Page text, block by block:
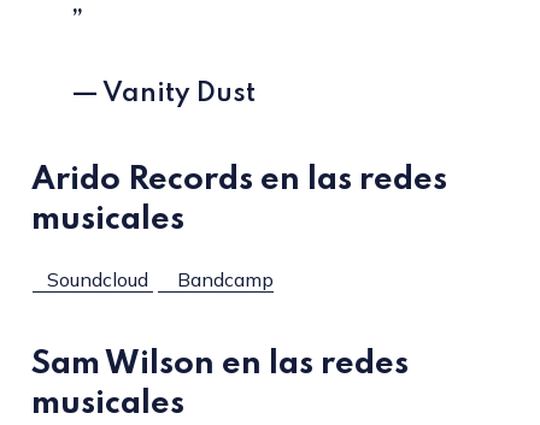
”
— Vanity Dust
Arido Records en las redes
musicales
Soundcloud Bandcamp
Sam Wilson en las redes
musicales